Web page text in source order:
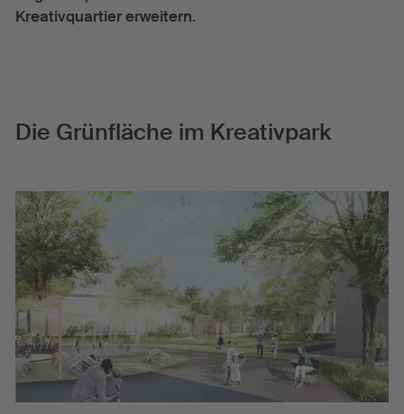
Kreativquartier erweitern.
Die Grünfläche im Kreativpark